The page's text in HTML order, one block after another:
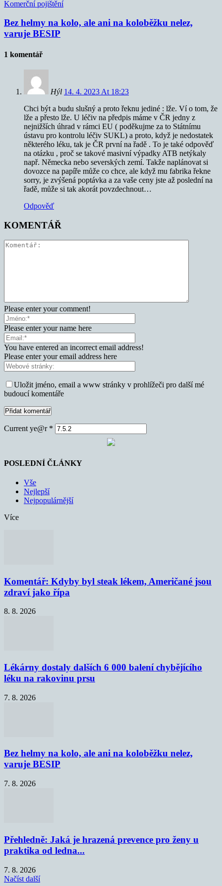
Komerční pojištění
Bez helmy na kolo, ale ani na koloběžku nelez,
varuje BESIP
1 komentář
Hýl 14. 4. 2023 At 18:23
Chci být a budu slušný a proto řeknu jediné : lže. Ví o tom, že
lže a přesto lže. U léčiv na předpis máme v ČR jedny z
nejnižších úhrad v rámci EU ( poděkujme za to Státnímu
ústavu pro kontrolu léčiv SUKL) a proto, když je nedostatek
některého léku, tak je ČR první na řadě . To je také odpověď
na otázku , proč se takové masivní výpadky ATB netýkaly
např. Německa nebo severských zemí. Takže naplánovat si
dovozce na papíře může co chce, ale když mu fabrika řekne
sorry, je zvýšená poptávka a za vaše ceny jste až poslední na
řadě, může si tak akorát povzdechnout…
Odpověď
KOMENTÁŘ
Please enter your comment!
Please enter your name here
You have entered an incorrect email address!
Please enter your email address here
Uložit jméno, email a www stránky v prohlížeči pro další mé
budoucí komentáře
Current ye@r *
POSLEDNÍ ČLÁNKY
Vše
Nejlepší
Nejpopulárnější
Více
Komentář: Kdyby byl steak lékem, Američané jsou
zdraví jako řípa
8. 8. 2026
Lékárny dostaly dalších 6 000 balení chybějícího
léku na rakovinu prsu
7. 8. 2026
Bez helmy na kolo, ale ani na koloběžku nelez,
varuje BESIP
7. 8. 2026
Přehledně: Jaká je hrazená prevence pro ženy u
praktika od ledna...
7. 8. 2026
Načíst další